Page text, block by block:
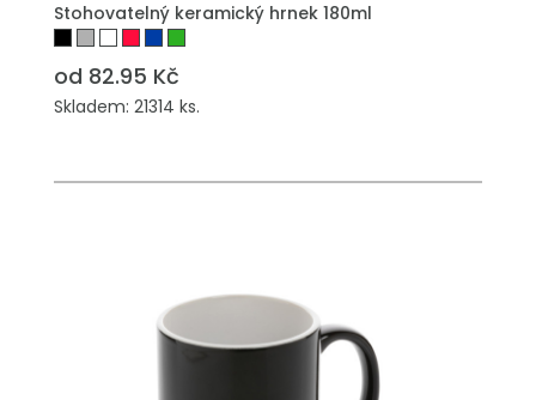
Stohovatelný keramický hrnek 180ml
od 82.95 Kč
Skladem: 21314 ks.